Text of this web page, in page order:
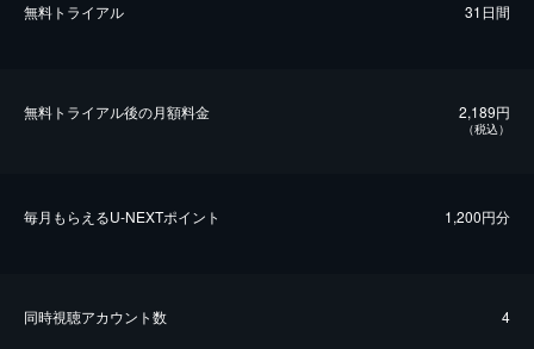
無料トライアル 31日間
無料トライアル後の⽉額料金 2,189円
（税込）
毎⽉もらえるU-NEXTポイント 1,200円分
同時視聴アカウント数 4